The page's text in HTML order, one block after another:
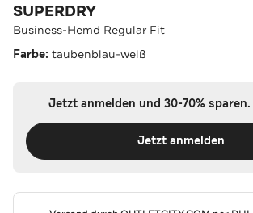
SUPERDRY
Business-Hemd Regular Fit
Farbe: taubenblau-weiß
Jetzt anmelden und 30-70% sparen.
Jetzt anmelden